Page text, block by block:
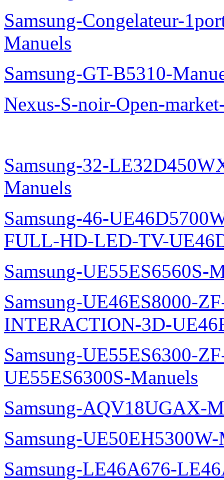
Samsung-Congelateur-
Manuels
Samsung-GT-B5310-
Nexus-S-noir-Open-
Samsung-32-
Manuels
Samsung-46-
FULL-HD-LED-TV-
Samsung-UE55ES6560S-
Samsung-UE46ES8000-
INTERACTION-3D-
Samsung-UE55ES6300-
UE55ES6300S-Manuels
Samsung-AQV18UGAX-
Samsung-UE50EH5300W-
Samsung-LE46A676-